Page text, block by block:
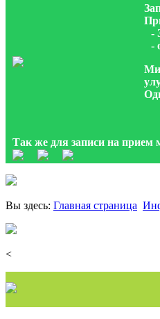
-
-
Так же для записи на прием
Вы здесь: Главная страница
<